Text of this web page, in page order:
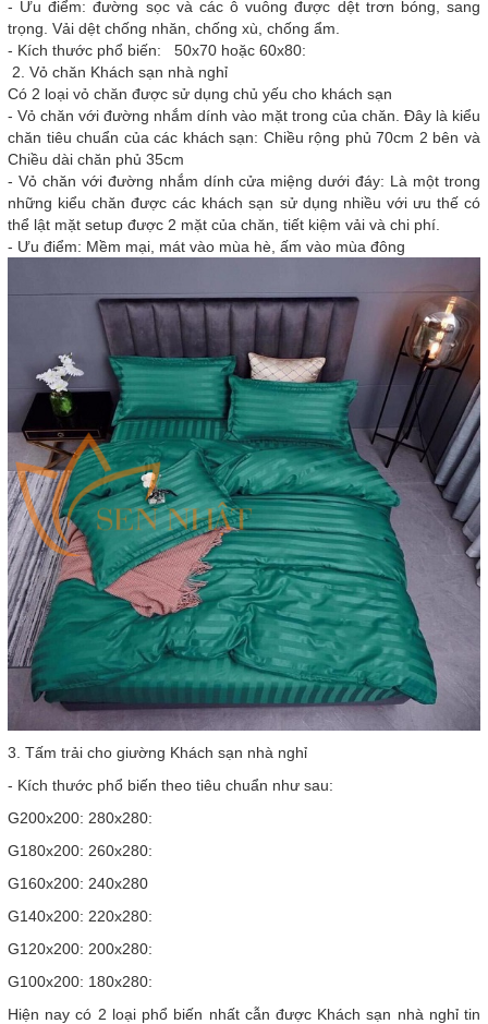
- Ưu điểm: đường sọc và các ô vuông được dệt trơn bóng, sang
trọng. Vải dệt chống nhăn, chống xù, chống ẩm.
- Kích thước phổ biến: 50x70 hoặc 60x80:
2. Vỏ chăn Khách sạn nhà nghỉ
Có 2 loại vỏ chăn được sử dụng chủ yếu cho khách sạn
- Vỏ chăn với đường nhắm dính vào mặt trong của chăn. Đây là kiểu
chăn tiêu chuẩn của các khách sạn: Chiều rộng phủ 70cm 2 bên và
Chiều dài chăn phủ 35cm
- Vỏ chăn với đường nhắm dính cửa miệng dưới đáy: Là một trong
những kiểu chăn được các khách sạn sử dụng nhiều với ưu thế có
thể lật mặt setup được 2 mặt của chăn, tiết kiệm vải và chi phí.
- Ưu điểm: Mềm mại, mát vào mùa hè, ấm vào mùa đông
3. Tấm trải cho giường Khách sạn nhà nghỉ
- Kích thước phổ biến theo tiêu chuẩn như sau:
G200x200: 280x280:
G180x200: 260x280:
G160x200: 240x280
G140x200: 220x280:
G120x200: 200x280:
G100x200: 180x280:
Hiện nay có 2 loại phổ biến nhất cẫn được Khách sạn nhà nghỉ tin